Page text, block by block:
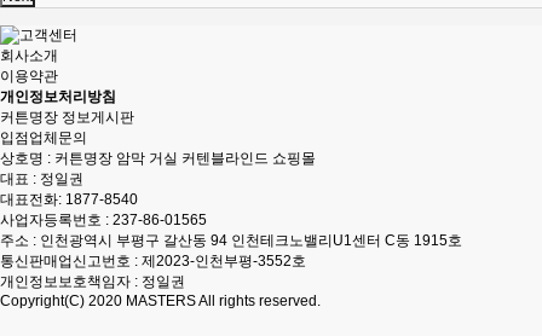
회사소개
이용약관
개인정보처리방침
커튼명장 정보게시판
입점업체문의
상호명 : 커튼명장 암막 거실 커텐블라인드 쇼핑몰
대표 : 정일권
대표전화: 1877-8540
사업자등록번호 : 237-86-01565
주소 : 인천광역시 부평구 갈산동 94 인천테크노밸리U1센터 C동 1915호
통신판매업신고번호 : 제2023-인천부평-3552호
개인정보보호책임자 : 정일권
Copyright(C) 2020 MASTERSAll rights reserved.